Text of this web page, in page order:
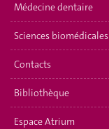
Médecine dentaire
Sciences biomédicales
Contacts
Bibliothèque
Espace Atrium